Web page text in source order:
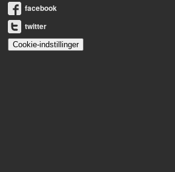
facebook
twitter
Cookie-indstillinger